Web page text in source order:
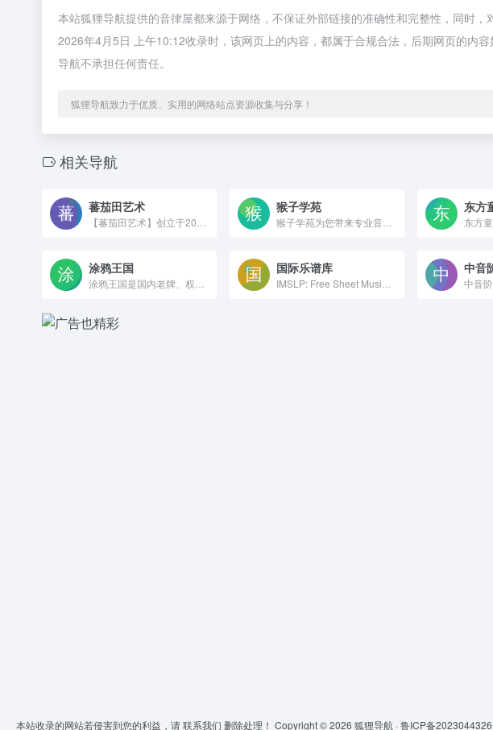
本站狐狸导航提供的音律屋都来源于网络，不保证外部链接的准确性和完整性，同时
2026年4月5日 上午10:12收录时，该网页上的内容，都属于合规合法，后期网页的内
导航不承担任何责任。
狐狸导航致力于优质、实用的网络站点资源收集与分享！
相关导航
蕃茄田艺术 猴子学苑
猴子学苑为您带来专业音乐课程、乐理知识及编曲软件工具教程在线学习，覆盖库乐队、FL Studio 20、Cubase、Logic Pro X、Ableton Live11等多款音乐制作软件，包含基础与进阶教学，每天十分钟，点亮音乐梦！
东方
涂鸦王国 国际乐谱库 中音
本站收录的网站若侵害到您的利益，请联系我们 删除处理！ Copyright © 2026 狐狸导航 ·鲁ICP备2023044326